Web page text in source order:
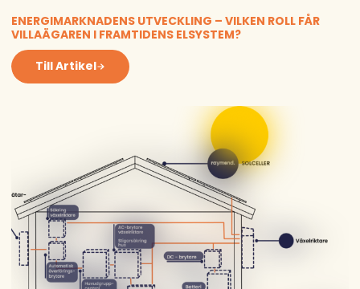
ENERGIMARKNADENS UTVECKLING – VILKEN ROLL FÅR
VILLAÄGAREN I FRAMTIDENS ELSYSTEM?
Till Artikel